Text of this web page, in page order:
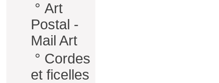
° Art
Postal -
Mail Art
° Cordes
et ficelles